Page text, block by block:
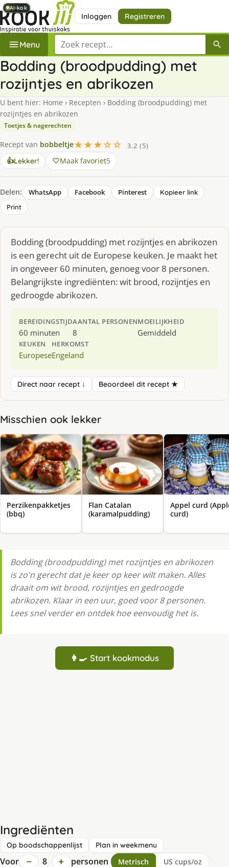
Inloggen Registreren
Menu Zoek een recept
Bodding (broodpudding) met
rozijntjes en abrikozen
U bent hier: Home › Recepten › Bodding (broodpudding) met
rozijntjes en abrikozen
Toetjes & nagerechten
Recept van bobbeltje★★★☆☆
3.2 (5)
👍Lekker! Maak favoriet5
Delen: WhatsApp Facebook Pinterest
Kopieer link
Print
Bodding (broodpudding) met rozijntjes en abrikozen
is een gerecht uit de Europese keuken. Je maakt het
in ongeveer 60 minuten, genoeg voor 8 personen.
Belangrijkste ingrediënten: wit brood, rozijntjes en
gedroogde abrikozen.
BEREIDINGSTIJD
60 minuten
AANTAL PERSONEN
8
MOEILIJKHEID
Gemiddeld
KEUKEN
Europese
HERKOMST
Engeland
Direct naar recept ↓ Beoordeel dit recept ★
Misschien ook lekker
AI-kok
Perzikenpakketjes
(bbq)
AI-kok
Flan Catalan
(karamalpudding)
Appel curd
curd)
AI-kok
AI-kok
AI-kok
Bodding (broodpudding) met rozijntjes en abrikozen
is zo'n gerecht dat je keer op keer wilt maken. Alles
draait om wit brood, rozijntjes en gedroogde
abrikozen. Klaar in een uur, goed voor 8 personen.
Lees snel verder en ontdek hoe eenvoudig het is.
👩‍🍳 Start kookmodus
Ingrediënten
Op boodschappenlijst Plan in weekmenu
Voor − 8 + personen Metrisch US cups/oz